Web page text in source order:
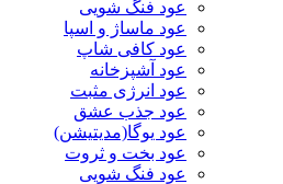
عود فنگ شویی
عود ماساژ و اسپا
عود کافی شاپ
عود آشپزخانه
عود انرژی مثبت
عود جذب عشق
عود یوگا(مدیتیشن)
عود بخت و ثروت
عود فنگ شویی